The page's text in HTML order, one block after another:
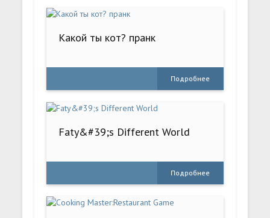
Какой ты кот? пранк
Подробнее
Faty&#39;s Different World
Подробнее